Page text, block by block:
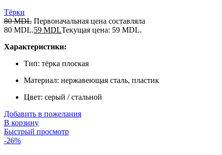
Тёрки
80MDL Первоначальная цена составляла
80 MDL.59 MDLТекущая цена: 59 MDL.
Характеристики:
Тип: тёрка плоская
Материал: нержавеющая сталь, пластик
Цвет: серый / стальной
Добавить в пожелания
В корзину
Быстрый просмотр
-26%